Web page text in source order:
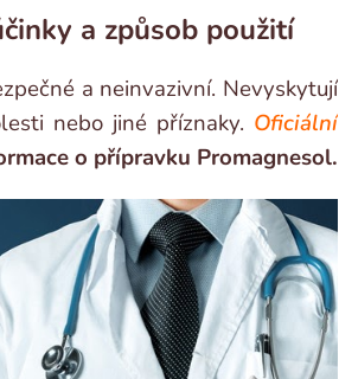
a způsob použití
a neinvazivní. Nevyskytují
nebo jiné příznaky. Oficiální
o přípravku Promagnesol.